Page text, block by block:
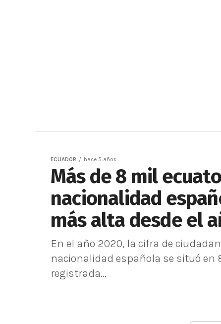
ECUADOR hace 5 años
Más de 8 mil
nacionalidad
más alta desde el
En el año 2020, la cifra de
nacionalidad española se situó
registrada...